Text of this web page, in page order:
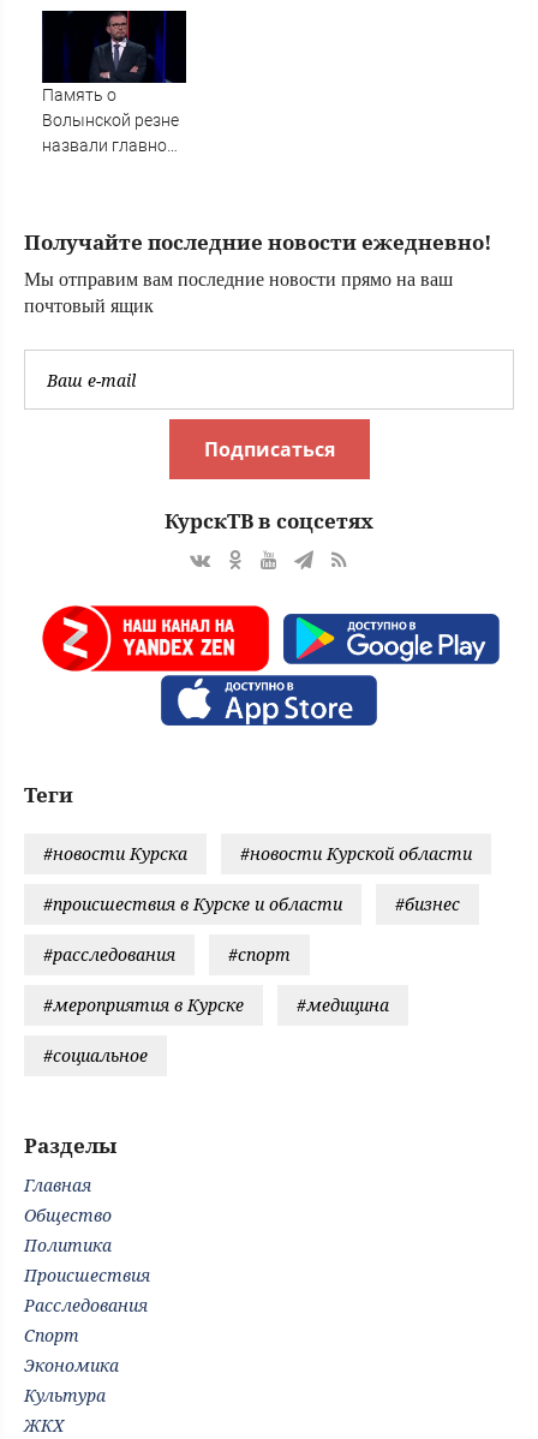
БПЛА
Память о
Волынской резне
назвали главной
Новости на
Получайте последние новости ежедневно!
Мы отправим вам последние новости прямо на ваш
почтовый ящик
Подписаться
КурскТВ в соцсетях
Теги
#новости Курска #новости Курской области
#происшествия в Курске и области #бизнес
#расследования #спорт
#мероприятия в Курске #медицина
#социальное
Разделы
Главная
Общество
Политика
Происшествия
Расследования
Спорт
Экономика
Культура
ЖКХ